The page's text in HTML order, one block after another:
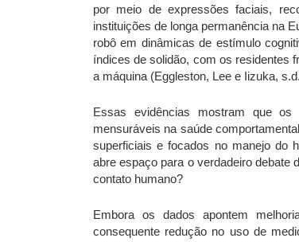
por meio de expressões faciais,
instituições de longa permanência na
robô em dinâmicas de estímulo
índices de solidão, com os residentes
a máquina (Eggleston, Lee e Iizuka,
Essas evidências mostram que
mensuráveis na saúde
superficiais e focados no manejo do
abre espaço para o verdadeiro debate
contato humano?
Embora os dados apontem
consequente redução no uso de